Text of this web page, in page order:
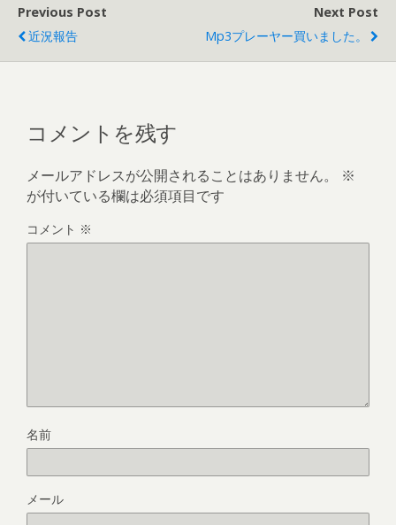
Previous Post
近況報告
Next Post
Mp3プレーヤー買いました。
コメントを残す
メールアドレスが公開されることはありません。
※
が付いている欄は必須項目です
コメント ※
名前
メール